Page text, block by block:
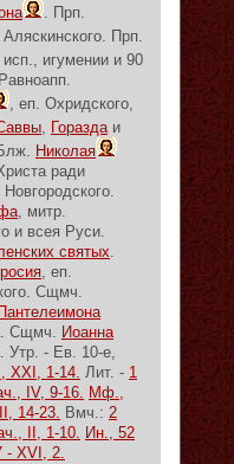
. Прп.
Аляскинского. Прп.
исп., игумении и 90
, еп. Охридского,
, Гораздаи
Николая
ради
, митр.
и всея Руси.
святых.
, еп.
Сщмч.
Пантелеимона
Сщмч. Иоанна
Утр. - Ев. 10-е,
XXI, 1-14. Лит. - 1
IV, 9-16. Мф.,
14-23. Вмч.: 2
II, 1-10. Ин., 52
- XVI, 2.